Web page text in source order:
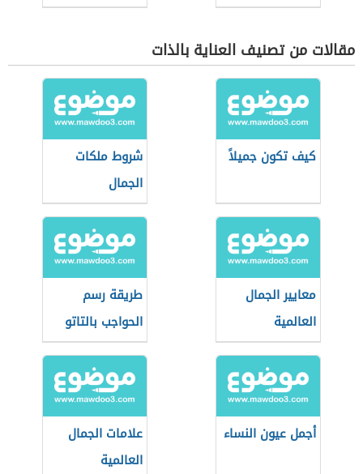
مقالات من تصنيف العناية بالذات
كيف تكون جميلاً
شروط ملكات
الجمال
معايير الجمال
العالمية
طريقة رسم
الحواجب بالتاتو
أجمل عيون النساء
علامات الجمال
العالمية